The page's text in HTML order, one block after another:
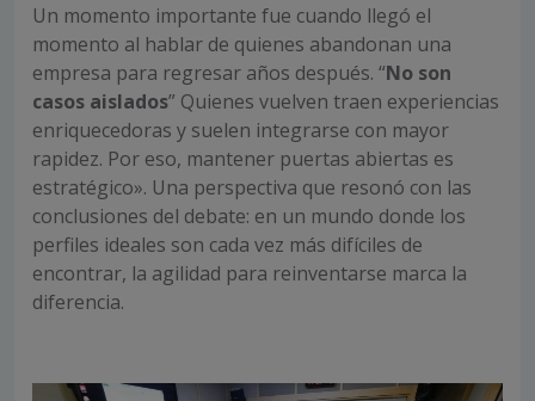
Un momento importante fue cuando llegó el
momento al hablar de quienes abandonan una
empresa para regresar años después. “No son
casos aislados” Quienes vuelven traen experiencias
enriquecedoras y suelen integrarse con mayor
rapidez. Por eso, mantener puertas abiertas es
estratégico». Una perspectiva que resonó con las
conclusiones del debate: en un mundo donde los
perfiles ideales son cada vez más difíciles de
encontrar, la agilidad para reinventarse marca la
diferencia.